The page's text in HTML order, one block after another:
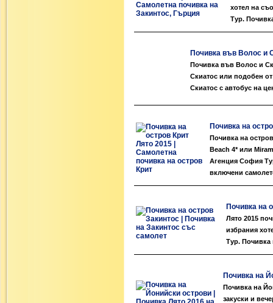
хотел на
Тур.
Почивка във Волос и
Почивка във Волос и
Скиатос или подобен
Скиатос с автобус на
Почивка на
Почивка на
Beach 4* или
Агенция София
включени
Почивка на
Лято 2015
избрания
Тур. Почивка
Почивка на
Почивка на
закуски и